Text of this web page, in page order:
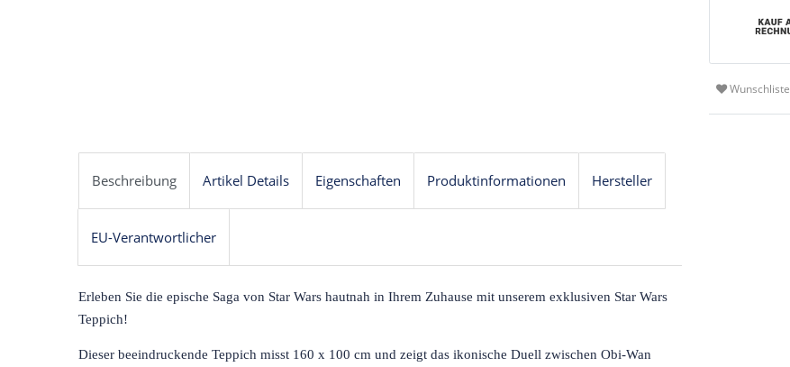
Wunschliste
Beschreibung Artikel Details Eigenschaften Produktinformationen Hersteller
EU-Verantwortlicher
Erleben Sie die epische Saga von Star Wars hautnah in Ihrem Zuhause mit unserem exklusiven Star Wars
Teppich!
Dieser beeindruckende Teppich misst 160 x 100 cm und zeigt das ikonische Duell zwischen Obi-Wan